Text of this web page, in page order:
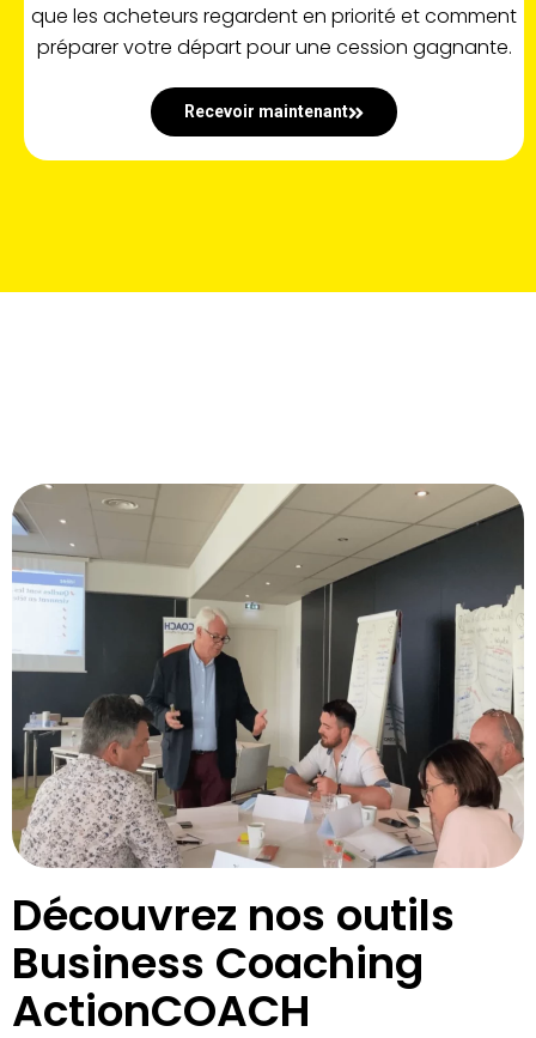
que les acheteurs regardent en priorité et comment
préparer votre départ pour une cession gagnante.
Recevoir maintenant
Découvrez nos outils
Business Coaching
ActionCOACH